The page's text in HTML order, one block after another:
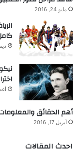
مايو 24, 2016
أهم الحقائق
أبريل 17, 2016
احدث المقالات